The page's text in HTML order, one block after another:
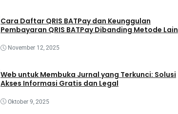
Cara Daftar QRIS BATPay dan Keunggulan
Pembayaran QRIS BATPay Dibanding Metode Lain
November 12, 2025
Web untuk Membuka Jurnal yang Terkunci: Solusi
Akses Informasi Gratis dan Legal
Oktober 9, 2025